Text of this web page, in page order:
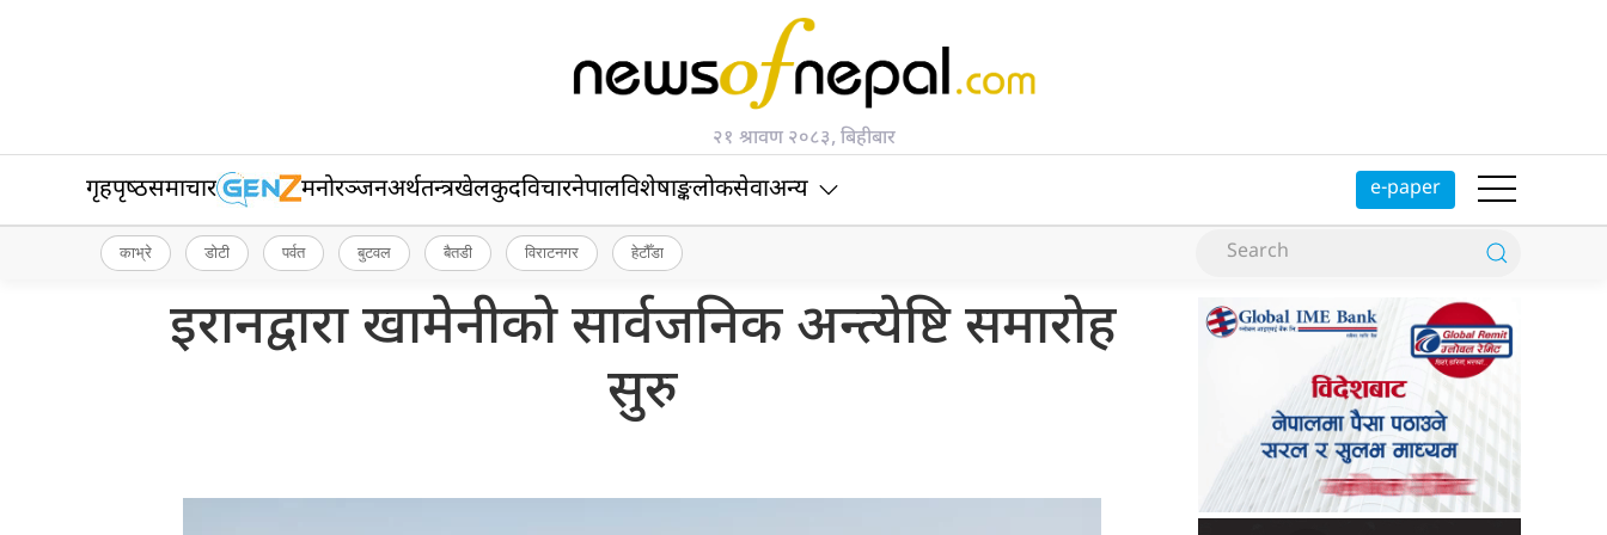
२१ श्रावण २०८३, बिहीबार
गृहपृष्‍ठसमाचार मनोरञ्जनअर्थतन्त्रखेलकुदविचारनेपालविशेषाङ्कलोकसेवाअन्य e-paper
काभ्रे डोटी पर्वत बुटवल बैतडी विराटनगर हेटौँडा
इरानद्वारा खामेनीको सार्वजनिक अन्त्येष्टि समारोह
सुरु